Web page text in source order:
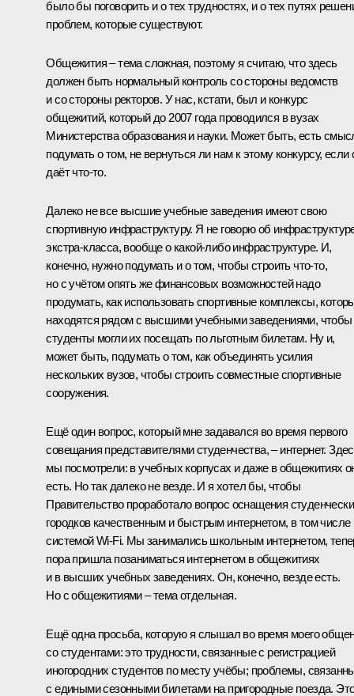
было бы поговорить и о тех трудностях, и о тех путях
проблем, которые существуют.
Общежития – тема сложная, поэтому я считаю, что здесь
должен быть нормальный контроль со стороны ведомств
и со стороны ректоров. У нас, кстати, был и конкурс
общежитий, который до 2007 года проводился в вузах
Министерства образования и науки. Может быть, есть
подумать о том, не вернуться ли нам к этому конкурсу, если
даёт что‑то.
Далеко не все высшие учебные заведения имеют свою
спортивную инфраструктуру. Я не говорю об
экстра-класса, вообще о какой‑либо инфраструктуре. И,
конечно, нужно подумать и о том, чтобы строить что‑то,
но с учётом опять же финансовых возможностей надо
продумать, как использовать спортивные комплексы,
находятся рядом с высшими учебными заведениями, чтобы
студенты могли их посещать по льготным билетам. Ну и,
может быть, подумать о том, как объединять усилия
нескольких вузов, чтобы строить совместные спортивные
сооружения.
Ещё один вопрос, который мне задавался во время первого
совещания представителями студенчества, – интернет.
мы посмотрели: в учебных корпусах и даже в общежитиях
есть. Но так далеко не везде. И я хотел бы, чтобы
Правительство проработало вопрос оснащения
городков качественным и быстрым интернетом, в том числе
системой Wi-Fi. Мы занимались школьным интернетом,
пора пришла позаниматься интернетом в общежитиях
и в высших учебных заведениях. Он, конечно, везде есть.
Но с общежитиями – тема отдельная.
Ещё одна просьба, которую я слышал во время моего
со студентами: это трудности, связанные с регистрацией
иногородних студентов по месту учёбы; проблемы,
с едиными сезонными билетами на пригородные поезда.